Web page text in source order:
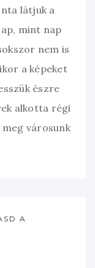
látjuk a
mint nap
nem is
a képeket
észre
alkotta régi
városunk
A